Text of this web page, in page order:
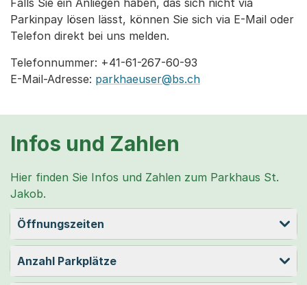
Falls Sie ein Anliegen haben, das sich nicht via
Parkinpay lösen lässt, können Sie sich via E-Mail oder
Telefon direkt bei uns melden.
Telefonnummer: +41-61-267-60-93
E-Mail-Adresse: parkhaeuser@bs.ch
Infos und Zahlen
Hier finden Sie Infos und Zahlen zum Parkhaus St.
Jakob.
Öffnungszeiten
Anzahl Parkplätze